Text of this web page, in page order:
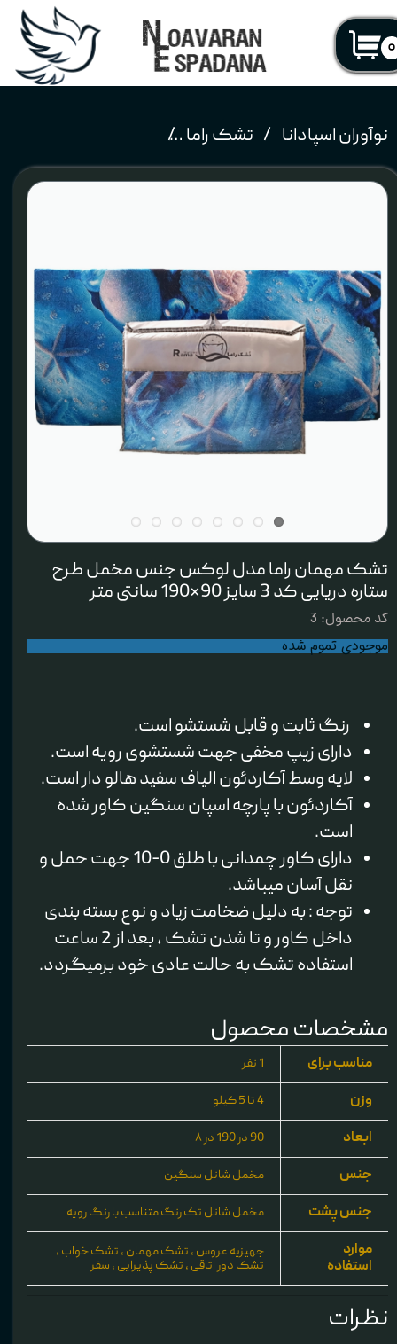
۰
نوآوران اسپادانا تشک راما
تشک مهمان راما مدل لوکس جنس مخمل طرح
ستاره دریایی کد 3 سایز 90×190 سانتی متر
کد محصول: 3
موجودی تموم شده
رنگ ثابت و‌ قابل شستشو است.
دارای زیپ مخفی جهت شستشوی رویه است.
لایه وسط آکاردئون الیاف سفید هالو دار است.
آکاردئون با پارچه اسپان سنگین کاور شده
است.
دارای کاور چمدانی با طلق 0-10 جهت حمل و
نقل آسان میباشد.
توجه : به دلیل ضخامت زیاد و نوع بسته بندی
داخل کاور و تا شدن تشک ، بعد از 2 ساعت
استفاده تشک به حالت عادی خود برمیگردد.
مشخصات محصول
مناسب برای 1 نفر
وزن 4 تا 5 کیلو
ابعاد 90 در 190 در ۸
جنس مخمل شانل سنگین
جنس پشت مخمل شانل تک رنگ متناسب با رنگ رویه
موارد
استفاده
جهیزیه عروس ، تشک مهمان ، تشک خواب ،
تشک دور اتاقی ، تشک پذیرایی ، سفر
نظرات